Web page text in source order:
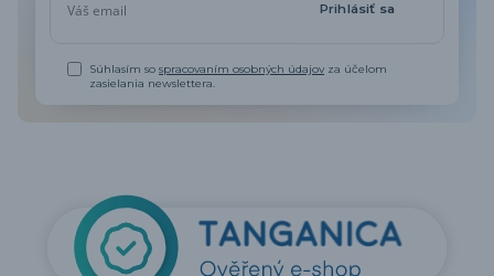
Prihlásiť sa
Súhlasím sospracovaním osobných údajov za účelom
zasielania newslettera.